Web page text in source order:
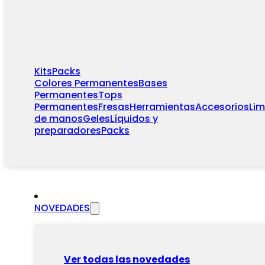
KitsPacks
Colores PermanentesBases
PermanentesTops
PermanentesFresasHerramientasAccesorios
de manosGelesLíquidos y
preparadoresPacks
NOVEDADES
Ver todas las novedades